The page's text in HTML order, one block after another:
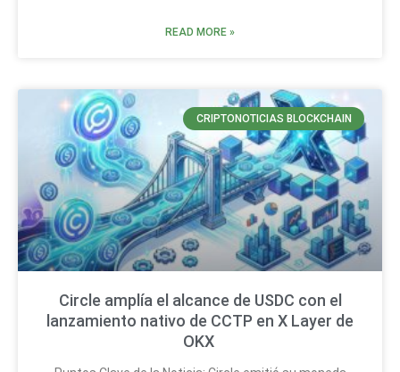
READ MORE »
CRIPTONOTICIAS BLOCKCHAIN
Circle amplía el alcance de USDC con el
lanzamiento nativo de CCTP en X Layer de
OKX